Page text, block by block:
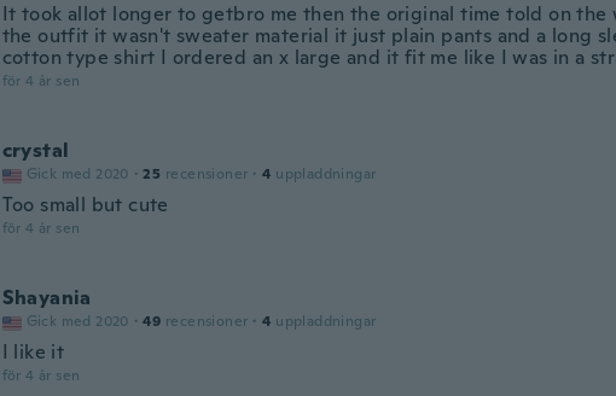
It took allot longer to getbro me then the original time told on the
the outfit it wasn't sweater material it just plain pants and a long
cotton type shirt I ordered an x large and it fit me like I was in a
för 4 år sen
crystal
Gick med 2020 · 25 recensioner · 4 uppladdningar
Too small but cute
för 4 år sen
Shayania
Gick med 2020 · 49 recensioner · 4 uppladdningar
I like it
för 4 år sen